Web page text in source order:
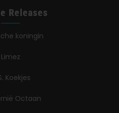
Releases
koningin
Limez
Koekjes
Octaan